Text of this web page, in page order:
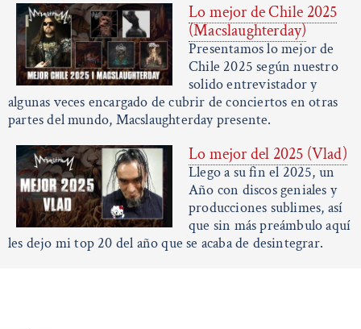
Lo mejor de Chile 2025
(Macslaughterday)
Presentamos lo mejor de
Chile 2025 según nuestro
solido entrevistador y
algunas veces encargado de cubrir de conciertos en otras
partes del mundo, Macslaughterday presente.
Lo mejor del 2025 (Vlad)
Llego a su fin el 2025, un
Año con discos geniales y
producciones sublimes, así
que sin más preámbulo aquí
les dejo mi top 20 del año que se acaba de desintegrar.